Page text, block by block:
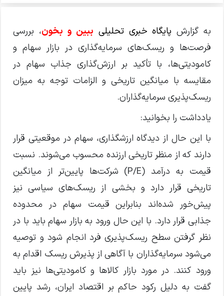
به گزارش پایگاه خبری تحلیلی ببین و بخون، بررسی
فرصت‌ها و ریسک‌های سرمایه‌گذاری در بازار سهام و
کامودیتی‌ها، با تأکید بر ارزش‌گذاری جذاب سهام در
مقایسه با میانگین تاریخی و الزامات توجه به میزان
ریسک‌پذیری سرمایه‌گذاران.
یادداشت را بخوانید:
با این حال از دیدگاه ارزشگذاری، سهام در موقعیتی قرار
دارند که از منظر تاریخی ارزنده محسوب می‌شوند. نسبت
قیمت به درآمد (P/E) شرکت‌ها پایین‌تر از میانگین
تاریخی قرار دارد و بخشی از ریسک‌های سیاسی نیز
پیش‌خور شده‌اند بنابراین قیمت سهام در محدوده
جذابی قرار دارد. با این حال ورود به بازار سهام باید با در
نظر گرفتن سطح ریسک‌پذیری فرد انجام شود و توصیه
می‌شود سرمایه‌گذاران با آگاهی از پذیرش ریسک اقدام به
ورود کنند. در مورد بازار کالاها و کامودیتی‌ها نیز باید
گفت به دلیل رکود حاکم بر اقتصاد ایران، رشد پایین